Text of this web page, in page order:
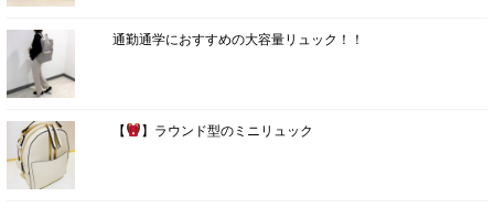
通勤通学におすすめの大容量リュック！！
【 】ラウンド型のミニリュック